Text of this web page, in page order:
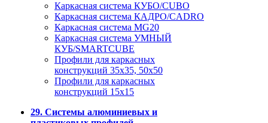
Каркасная система КУБО/CUBO
Каркасная система КАДРО/CADRO
Каркасная система MG20
Каркасная система УМНЫЙ
КУБ/SMARTCUBE
Профили для каркасных
конструкций 35x35, 50x50
Профили для каркасных
конструкций 15х15
29. Системы алюминиевых и